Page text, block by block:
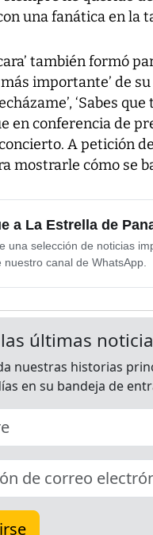
una fanática en la
también formó
importante’ de
‘Sabes
en conferencia de
A petición
mostrarle cómo se
a La Estrella de
una selección de noticias
nuestro canal de WhatsApp.